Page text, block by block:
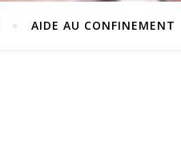
AIDE AU CONFINEMENT